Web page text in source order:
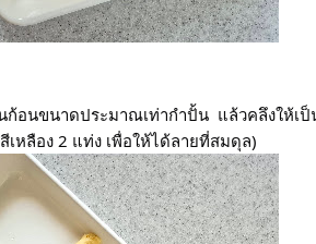
อนขนาดประมาณเท่ากำปั้น แล้วคลึงให้เ
เหลือง 2 แท่ง เพื่อให้ได้ลายที่สมดุล)